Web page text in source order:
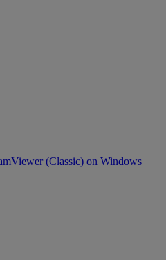
(Classic) on Windows